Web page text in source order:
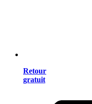
Retour
gratuit